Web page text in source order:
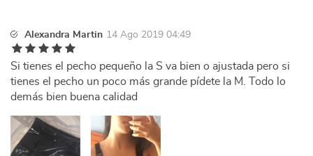
Alexandra Martin 14 Ago 2019 04:49
Si tienes el pecho pequeño la S va bien o ajustada pero si
tienes el pecho un poco más grande pídete la M. Todo lo
demás bien buena calidad